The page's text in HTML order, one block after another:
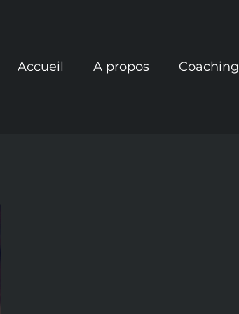
Accueil A propos Coaching